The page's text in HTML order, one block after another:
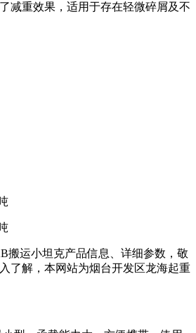
减重效果，适用于存在轻微碎屑及不
搬运小坦克产品信息、详细参数，敬
了解，本网站为烟台开发区龙海起重